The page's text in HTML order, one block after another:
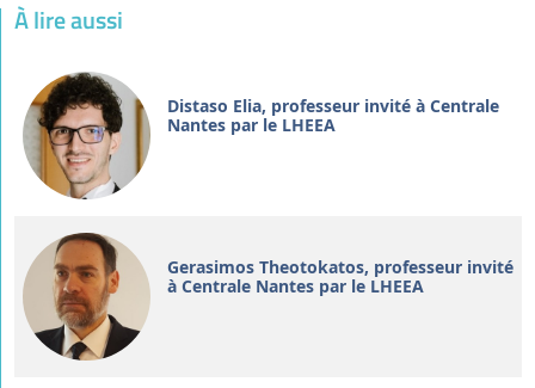
À lire aussi
Distaso Elia, professeur invité à Centrale
Nantes par le LHEEA
Gerasimos Theotokatos, professeur invité
à Centrale Nantes par le LHEEA